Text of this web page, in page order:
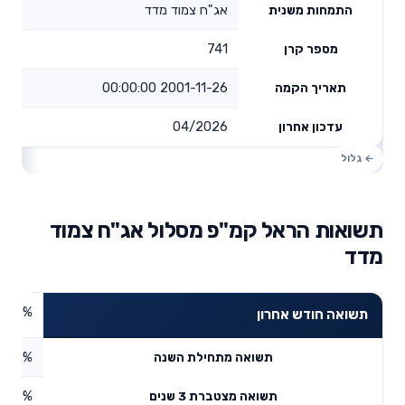
התמחות משנית אג"ח צמוד מדד
מספר קרן 741
תאריך הקמה 2001-11-26 00:00:00
עדכון אחרון 04/2026
תשואות הראל קמ"פ מסלול אג"ח צמוד
מדד
תשואה חודש אחרון
תשואה מתחילת השנה
תשואה מצטברת 3 שנים